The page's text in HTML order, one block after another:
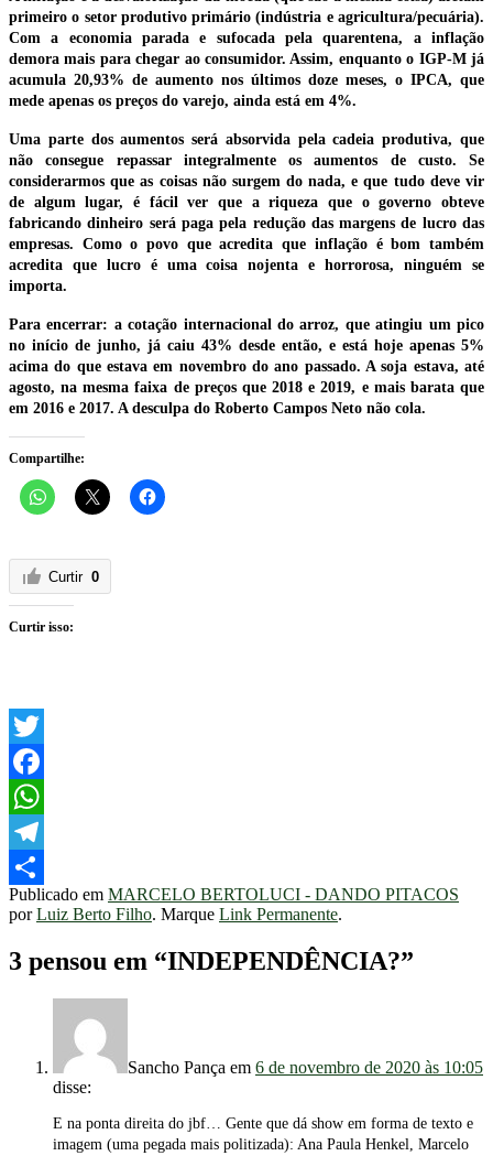
primeiro o setor produtivo primário (indústria e agricultura/pecuária).
Com a economia parada e sufocada pela quarentena, a inflação
demora mais para chegar ao consumidor. Assim, enquanto o IGP-M já
acumula 20,93% de aumento nos últimos doze meses, o IPCA, que
mede apenas os preços do varejo, ainda está em 4%.
Uma parte dos aumentos será absorvida pela cadeia produtiva, que
não consegue repassar integralmente os aumentos de custo. Se
considerarmos que as coisas não surgem do nada, e que tudo deve vir
de algum lugar, é fácil ver que a riqueza que o governo obteve
fabricando dinheiro será paga pela redução das margens de lucro das
empresas. Como o povo que acredita que inflação é bom também
acredita que lucro é uma coisa nojenta e horrorosa, ninguém se
importa.
Para encerrar: a cotação internacional do arroz, que atingiu um pico
no início de junho, já caiu 43% desde então, e está hoje apenas 5%
acima do que estava em novembro do ano passado. A soja estava, até
agosto, na mesma faixa de preços que 2018 e 2019, e mais barata que
em 2016 e 2017. A desculpa do Roberto Campos Neto não cola.
Compartilhe:
Curtir 0
Curtir isso:
Twitter
Facebook
WhatsApp
Telegram
Share
Publicado em MARCELO BERTOLUCI - DANDO PITACOS
porLuiz Berto Filho. Marque Link Permanente.
3 pensou em “INDEPENDÊNCIA?”
Sancho Pança em 6 de novembro de 2020 às 10:05
disse:
E na ponta direita do jbf… Gente que dá show em forma de texto e
imagem (uma pegada mais politizada): Ana Paula Henkel, Marcelo